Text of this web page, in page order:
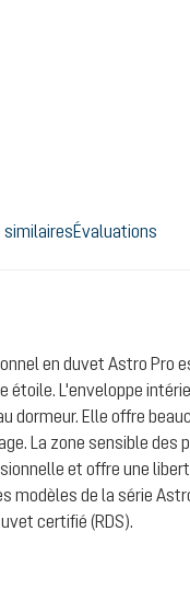
similairesÉvaluations
en duvet Astro Pro
étoile. L'enveloppe
dormeur. Elle offre
La zone sensible
et offre une
modèles de la série
certifié (RDS).